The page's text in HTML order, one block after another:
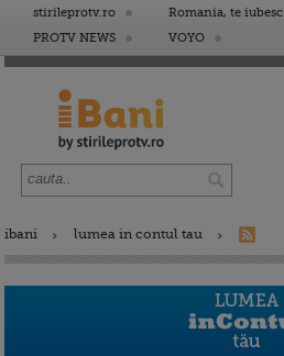
stirileprotv.ro Romania, te iubesc
PROTV NEWS
VOYO
ibani lumea in contul tau